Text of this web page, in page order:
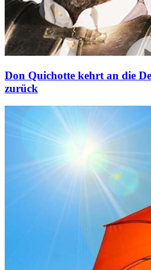
Don Quichotte kehrt an die
zurück